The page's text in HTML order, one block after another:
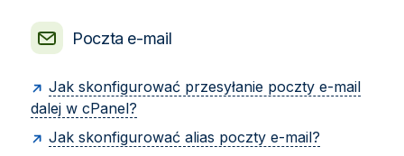
Poczta e-mail
Jak skonfigurować przesyłanie poczty e-mail
dalej w cPanel?
Jak skonfigurować alias poczty e-mail?